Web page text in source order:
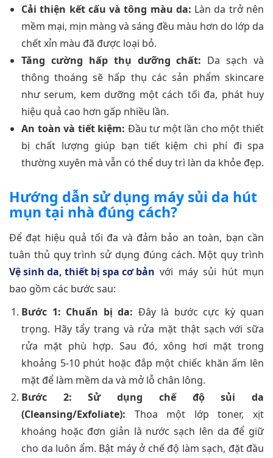
Cải thiện kết cấu và tông màu da: Làn da trở nên
mềm mại, mịn màng và sáng đều màu hơn do lớp da
chết xỉn màu đã được loại bỏ.
Tăng cường hấp thụ dưỡng chất: Da sạch và
thông thoáng sẽ hấp thụ các sản phẩm skincare
như serum, kem dưỡng một cách tối đa, phát huy
hiệu quả cao hơn gấp nhiều lần.
An toàn và tiết kiệm: Đầu tư một lần cho một thiết
bị chất lượng giúp bạn tiết kiệm chi phí đi spa
thường xuyên mà vẫn có thể duy trì làn da khỏe đẹp.
Hướng dẫn sử dụng máy sủi da hút
mụn tại nhà đúng cách?
Để đạt hiệu quả tối đa và đảm bảo an toàn, bạn cần
tuân thủ quy trình sử dụng đúng cách. Một quy trình
Vệ sinh da, thiết bị spa cơ bản với máy sủi hút mụn
bao gồm các bước sau:
Bước 1: Chuẩn bị da: Đây là bước cực kỳ quan
trọng. Hãy tẩy trang và rửa mặt thật sạch với sữa
rửa mặt phù hợp. Sau đó, xông hơi mặt trong
khoảng 5-10 phút hoặc đắp một chiếc khăn ấm lên
mặt để làm mềm da và mở lỗ chân lông.
Bước 2: Sử dụng chế độ sủi da
(Cleansing/Exfoliate): Thoa một lớp toner, xịt
khoáng hoặc đơn giản là nước sạch lên da để giữ
cho da luôn ẩm. Bật máy ở chế độ làm sạch, đặt đầu